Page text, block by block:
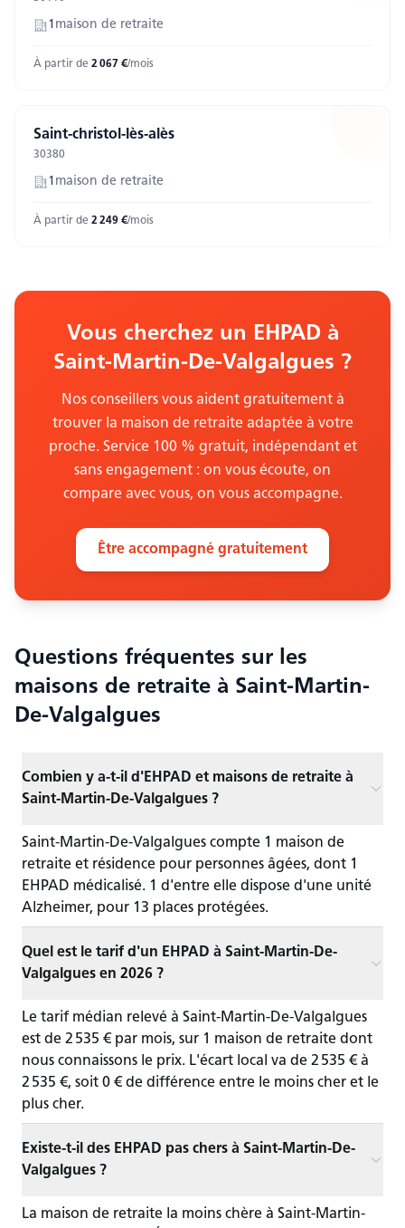
1 maison de retraite
À partir de 2 067 €/mois
Saint-christol-lès-alès
30380
1 maison de retraite
À partir de 2 249 €/mois
Vous cherchez un EHPAD à
Saint-Martin-De-Valgalgues ?
Nos conseillers vous aident gratuitement à
trouver la maison de retraite adaptée à votre
proche. Service 100 % gratuit, indépendant et
sans engagement : on vous écoute, on
compare avec vous, on vous accompagne.
Être accompagné gratuitement
Questions fréquentes sur les
maisons de retraite à Saint-Martin-
De-Valgalgues
Combien y a-t-il d'EHPAD et maisons de retraite à
Saint-Martin-De-Valgalgues ?
Saint-Martin-De-Valgalgues compte 1 maison de
retraite et résidence pour personnes âgées, dont 1
EHPAD médicalisé. 1 d'entre elle dispose d'une unité
Alzheimer, pour 13 places protégées.
Quel est le tarif d'un EHPAD à Saint-Martin-De-
Valgalgues en 2026 ?
Le tarif médian relevé à Saint-Martin-De-Valgalgues
est de 2 535 € par mois, sur 1 maison de retraite dont
nous connaissons le prix. L'écart local va de 2 535 € à
2 535 €, soit 0 € de différence entre le moins cher et le
plus cher.
Existe-t-il des EHPAD pas chers à Saint-Martin-De-
Valgalgues ?
La maison de retraite la moins chère à Saint-Martin-